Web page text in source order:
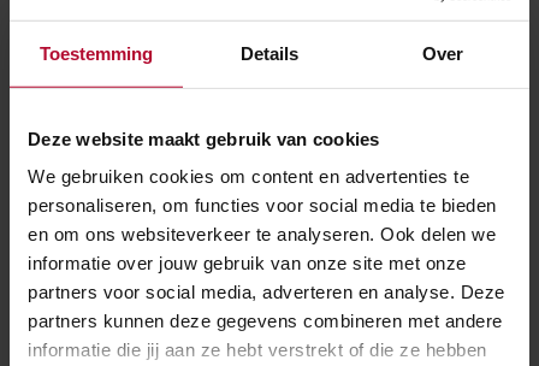
Toestemming Details Over
Deze website maakt gebruik van cookies
We gebruiken cookies om content en advertenties te
personaliseren, om functies voor social media te bieden
en om ons websiteverkeer te analyseren. Ook delen we
informatie over jouw gebruik van onze site met onze
partners voor social media, adverteren en analyse. Deze
partners kunnen deze gegevens combineren met andere
informatie die jij aan ze hebt verstrekt of die ze hebben
Tijdens de werkzaamheden rijden er van zaterdag 14
augustus 04.00 uur tot maandagochtend 16 augustus
02.00 uur rijden er bussen in plaats van treinen. Wil jij
Meer over:
Werkzaamheden Almere Centrum